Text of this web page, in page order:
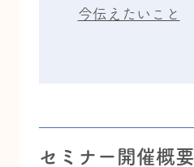
今伝えたいこと
セミナー開催概要